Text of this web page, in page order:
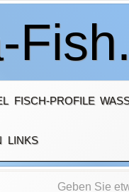
FISCH-PROFILE
LINKS